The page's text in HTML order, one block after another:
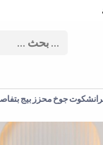
جوخ محزز بيج بتفاصيل